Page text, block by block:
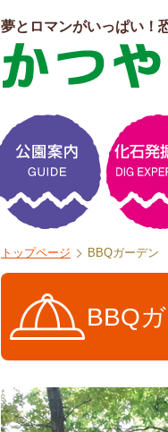
夢とロマンがいっぱい！
トップページ BBQガーデン
BBQ